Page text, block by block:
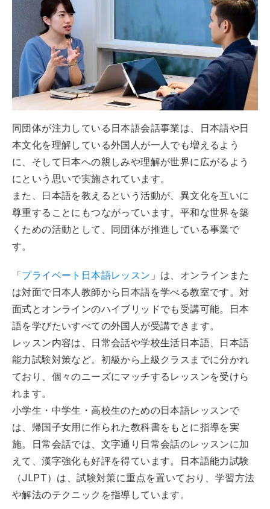
同団体が注力している日本語会話事業は、日本語や日
本文化を理解している外国人が一人でも増えるよう
に、そして日本への親しみや理解が世界に広がるよう
にという思いで実施されています。
また、日本語を教えるという活動が、異文化を互いに
尊重することにもつながっています。平和な世界を築
くための活動として、同団体が推進している事業で
す。
「プライベート日本語レッスン 」は、オンラインまた
は対面で日本人教師から日本語を学べる教室です。対
面式とオンラインのハイブリッドでも受講可能。日本
語を学びたいすべての外国人が受講できます。
レッスン内容は、日常会話や学校生活日本語、日本語
能力試験対策など。初級から上級クラスまでに分かれ
ており、個々のニーズにマッチするレッスンを受けら
れます。
小学生・中学生・高校生のための日本語レッスンで
は、帰国子女用に作られた教科書をもとに指導を実
施。日常会話では、文字通り日常会話のレッスンに加
えて、漢字強化も好評を得ています。日本語能力試験
（JLPT）は、試験対策に重点を置いており、学習方法
や解法のテクニックを指導しています。